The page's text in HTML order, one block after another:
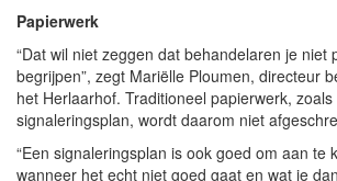
Papierwerk
“Dat wil niet zeggen dat behandelaren je niet
begrijpen”, zegt Mariëlle Ploumen, directeur
het Herlaarhof. Traditioneel papierwerk,
signaleringsplan, wordt daarom niet
“Een signaleringsplan is ook goed om aan te
wanneer het echt niet goed gaat en wat je